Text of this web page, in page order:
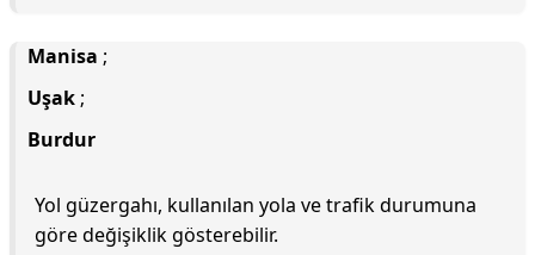
Manisa ;
Uşak ;
Burdur
Yol güzergahı, kullanılan yola ve trafik durumuna
göre değişiklik gösterebilir.